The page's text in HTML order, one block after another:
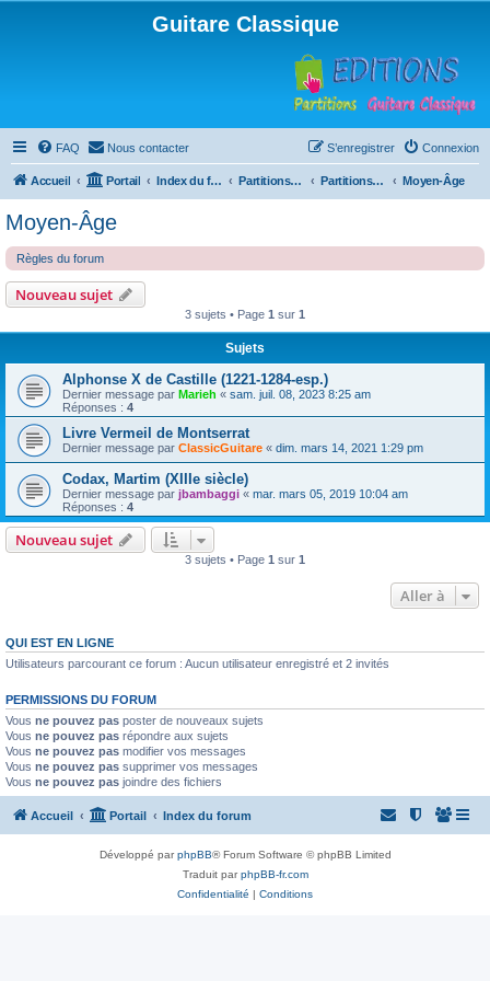
Guitare Classique
FAQ Nous contacter Connexion
S’enregistrer
Accueil Portail Index du forum Partitions pour guitare en libre téléchargement Partitions classées par compositeur Moyen-Âge
Moyen-Âge
Règles du forum
Nouveau sujet
3 sujets • Page 1 sur 1
Sujets
Alphonse X de Castille (1221-1284-esp.)
Dernier message par Marieh « sam. juil. 08, 2023 8:25 am
Réponses : 4
Livre Vermeil de Montserrat
Dernier message par ClassicGuitare « dim. mars 14, 2021 1:29 pm
Codax, Martim (XIIIe siècle)
Dernier message par jbambaggi « mar. mars 05, 2019 10:04 am
Réponses : 4
Nouveau sujet
3 sujets • Page 1 sur 1
Aller à
QUI EST EN LIGNE
Utilisateurs parcourant ce forum : Aucun utilisateur enregistré et 2 invités
PERMISSIONS DU FORUM
Vous ne pouvez pas poster de nouveaux sujets
Vous ne pouvez pas répondre aux sujets
Vous ne pouvez pas modifier vos messages
Vous ne pouvez pas supprimer vos messages
Vous ne pouvez pas joindre des fichiers
Accueil Portail Index du forum
Développé parphpBB® Forum Software © phpBB Limited
Traduit parphpBB-fr.com
Confidentialité | Conditions